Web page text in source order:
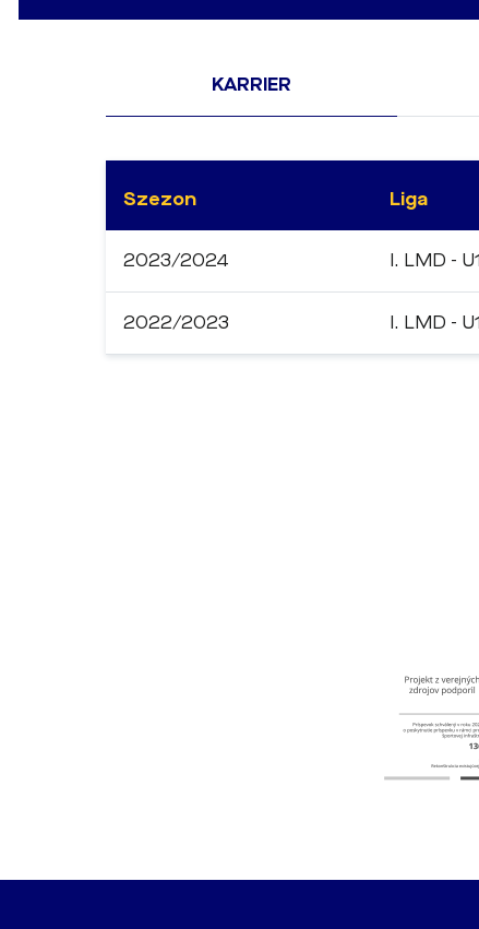
KARRIER
Szezon Liga
2023/2024 I. LMD -
2022/2023 I. LMD -